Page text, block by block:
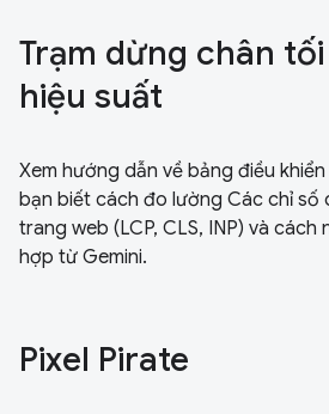
Trạm dừng chân
hiệu suất
Xem hướng dẫn về bảng điều
bạn biết cách đo lường Các chỉ số
trang web (LCP, CLS, INP) và cách
hợp từ Gemini.
Pixel Pirate